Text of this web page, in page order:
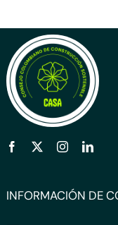
INFORMACIÓN DE